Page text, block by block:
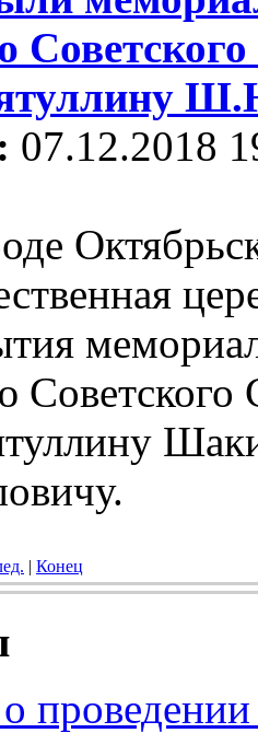
07.12.2018
Советского
| Конец